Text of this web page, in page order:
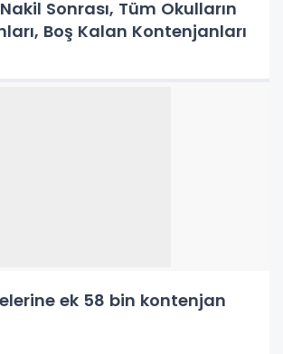
Sonrası, Tüm Okulların
Boş Kalan Kontenjanları
ek 58 bin kontenjan